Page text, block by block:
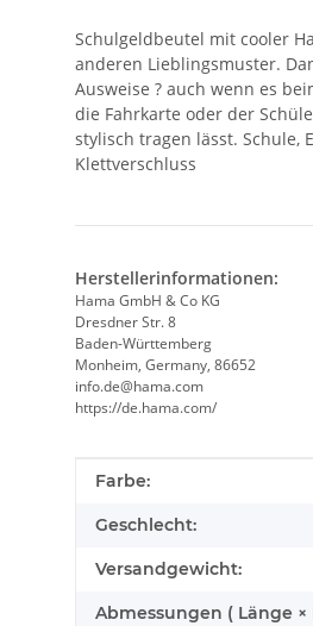
Schulgeldbeutel mit cooler
anderen Lieblingsmuster.
Ausweise ? auch wenn es
die Fahrkarte oder der
stylisch tragen lässt. Schule,
Klettverschluss
Herstellerinformationen:
Hama GmbH & Co KG
Dresdner Str. 8
Baden-Württemberg
Monheim, Germany, 86652
info.de@hama.com
https://de.hama.com/
Produkteigenschaft
Wert
Farbe:
Geschlecht:
Versandgewicht:
Abmessungen ( Länge ×